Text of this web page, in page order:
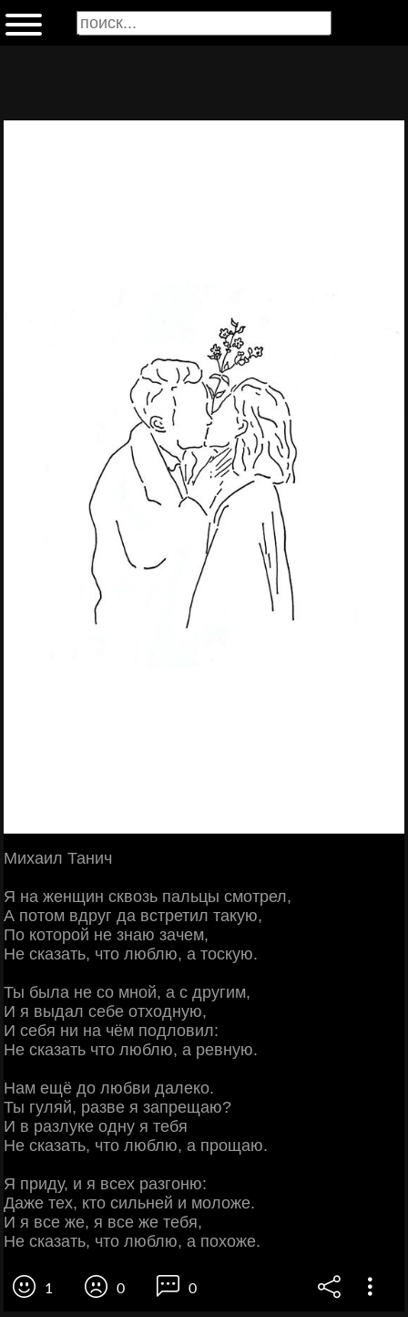
Михаил Танич
Я на женщин сквозь пальцы смотрел,
А потом вдруг да встретил такую,
По которой не знаю зачем,
Не сказать, что люблю, а тоскую.
Ты была не со мной, а с другим,
И я выдал себе отходную,
И себя ни на чём подловил:
Не сказать что люблю, а ревную.
Нам ещё до любви далеко.
Ты гуляй, разве я запрещаю?
И в разлуке одну я тебя
Не сказать, что люблю, а прощаю.
Я приду, и я всех разгоню:
Даже тех, кто сильней и моложе.
И я все же, я все же тебя,
Не сказать, что люблю, а похоже.
1 0 0